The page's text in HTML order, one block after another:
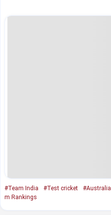
#Team India #Test cricket #Australia
m Rankings